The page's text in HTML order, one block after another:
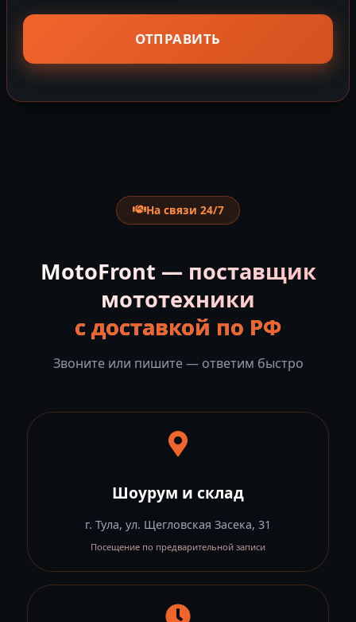
На связи 24/7
MotoFront — поставщик
мототехники
с доставкой по РФ
Звоните или пишите — ответим быстро
Шоурум и склад
г. Тула, ул. Щегловская Засека, 31
Посещение по предварительной записи